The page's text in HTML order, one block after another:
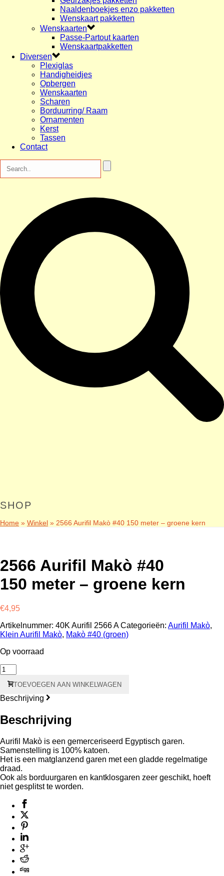
Naaldenboekjes enzo pakketten
Wenskaart pakketten
Wenskaarten
Passe-Partout kaarten
Wenskaartpakketten
Diversen
Plexiglas
Handigheidjes
Opbergen
Wenskaarten
Scharen
Borduurring/ Raam
Ornamenten
Kerst
Tassen
Contact
SHOP
Home » Winkel » 2566 Aurifil Makò #40 150 meter – groene kern
2566 Aurifil Makò #40
150 meter – groene kern
€4,95
Artikelnummer: 40K Aurifil 2566 A Categorieën: Aurifil Makò,
Klein Aurifil Makò, Makò #40 (groen)
Op voorraad
2566
Aurifil
Makò
#40
-
kern
aantal
TOEVOEGEN AAN WINKELWAGEN
Beschrijving
Beschrijving
Aurifil Makò is een gemerceriseerd Egyptisch garen.
Samenstelling is 100% katoen.
Het is een matglanzend garen met een gladde regelmatige
draad.
Ook als borduurgaren en kantklosgaren zeer geschikt, hoeft
niet gesplitst te worden.